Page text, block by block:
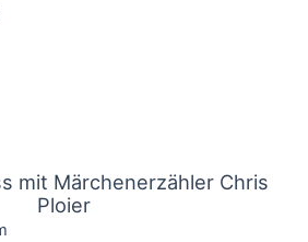
mit Märchenerzähler Chris
Ploier